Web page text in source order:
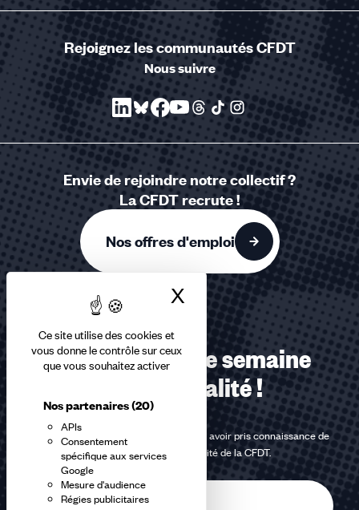
Ce site utilise des cookies et
vous donne le contrôle sur ceux
que vous souhaitez activer
Nos partenaires(20)
APIs
Consentement
spécifique aux services
Google
Mesure d'audience
Régies publicitaires
X Masquer le
Rejoignez les communautés CFDT
Nous suivre
Envie de rejoindre notre collectif ?
La CFDT recrute !
Nos offres d'emploi
Recevez chaque semaine
notre actualité !
En m'inscrivant à la newsletter, j'affirme avoir pris connaissance de
lapolitique de confidentialité de la CFDT.